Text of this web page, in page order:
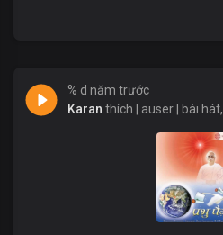
% d năm trước
Karan thích | auser | bài hát,